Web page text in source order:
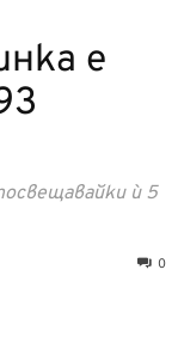
е
ѝ 5
0